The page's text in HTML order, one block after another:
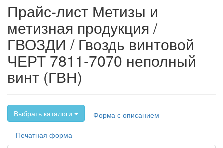
Прайс-лист Метизы и
метизная продукция /
ГВОЗДИ / Гвоздь винтовой
ЧЕРТ 7811-7070 неполный
винт (ГВН)
Выбрать каталоги
Форма с описанием
Печатная форма